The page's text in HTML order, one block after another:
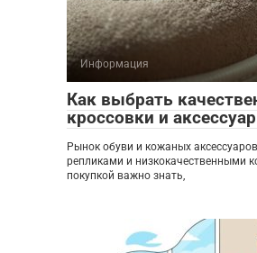
Информация
Как выбрать
кроссовки и
Рынок обуви и кожаных
репликами и низкокачественными
покупкой важно знать,